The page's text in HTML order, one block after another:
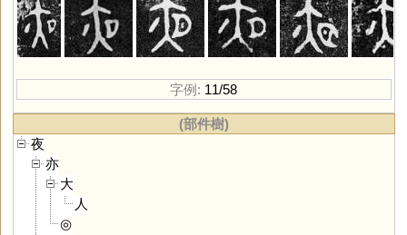
字例: 11/58
(部件樹)
夜
亦
大
人
◎